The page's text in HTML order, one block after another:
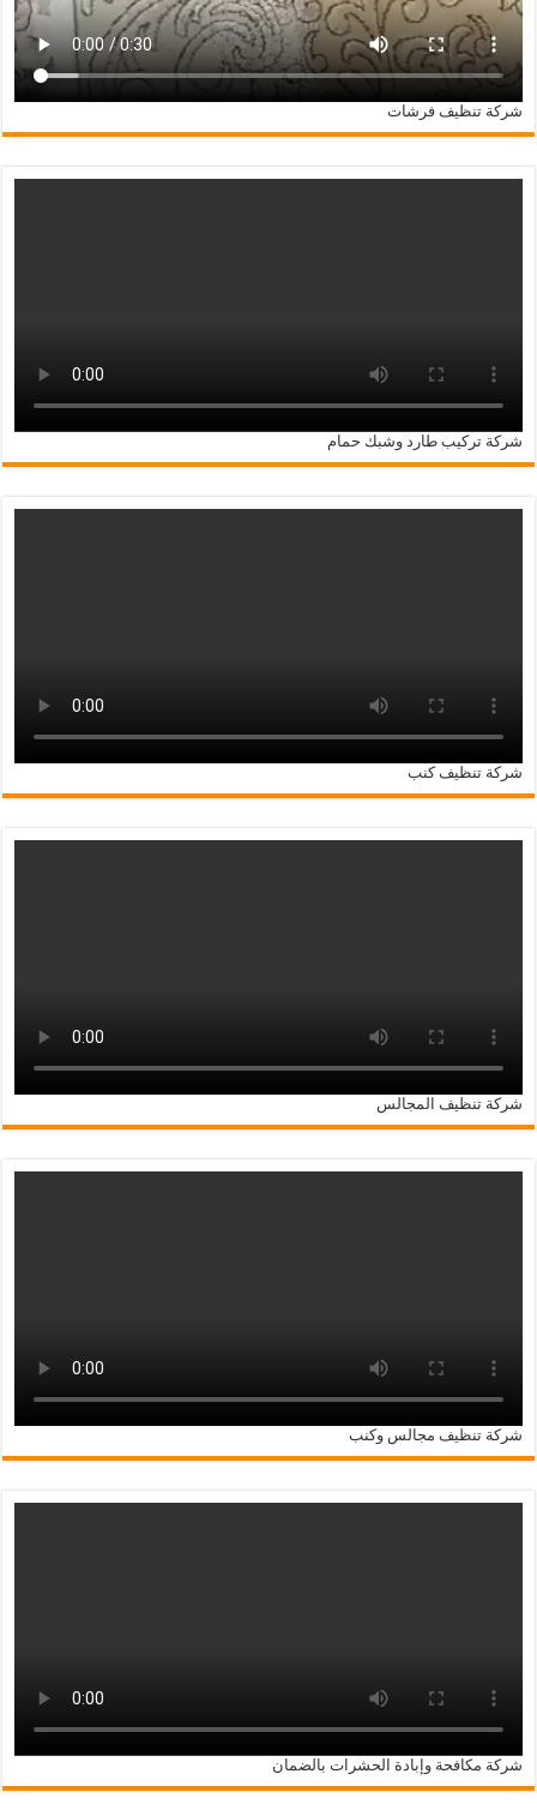
شركة تنظيف فرشات
شركة تركيب طارد وشبك حمام
شركة تنظيف كنب
شركة تنظيف المجالس
شركة تنظيف مجالس وكنب
شركة مكافحة وإبادة الحشرات بالضمان